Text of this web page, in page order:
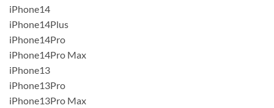
iPhone14
iPhone14Plus
iPhone14Pro
iPhone14Pro Max
iPhone13
iPhone13Pro
iPhone13Pro Max